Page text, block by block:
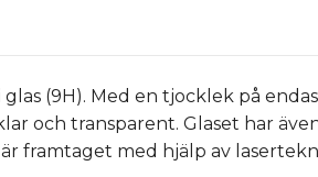
(9H). Med en tjocklek på
och transparent. Glaset har
framtaget med hjälp av